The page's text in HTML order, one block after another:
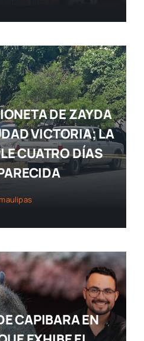
DE ZAYDA
VICTORIA; LA
CUATRO DÍAS
CAPIBARA EN